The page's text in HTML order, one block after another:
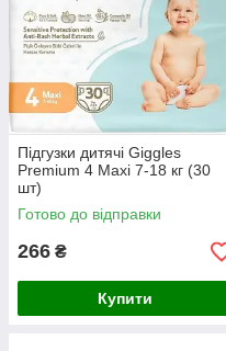
Підгузки дитячі Giggles
Premium 4 Maxi 7-18 кг (30
шт)
Готово до відправки
266 ₴
Купити